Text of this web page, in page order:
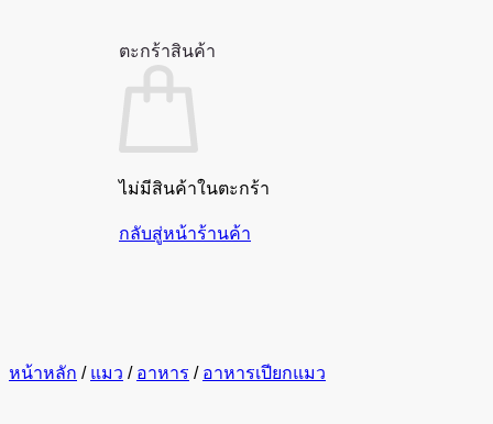
ตะกร้าสินค้า
ไม่มีสินค้าในตะกร้า
กลับสู่หน้าร้านค้า
หน้าหลัก / แมว / อาหาร / อาหารเปียกแมว